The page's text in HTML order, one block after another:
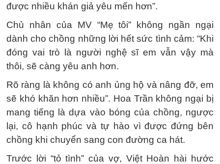
được nhiều khán giả yêu mến hơn”.
Chủ nhân của MV “Mẹ tôi” không ngần ngại
dành cho chồng những lời hết sức tình cảm: “Khi
đóng vai trò là người nghệ sĩ em vẫn vậy mà
thôi, sẽ càng yêu anh hơn.
Rõ ràng là không có anh ủng hộ và nâng đỡ, em
sẽ khó khăn hơn nhiều”. Hoa Trần không ngại bị
mang tiếng là dựa vào bóng của chồng, ngược
lại, cô hạnh phúc và tự hào vì được đứng bên
chồng khi chuyển sang con đường ca hát.
Trước lời “tỏ tình” của vợ, Việt Hoàn hài hước